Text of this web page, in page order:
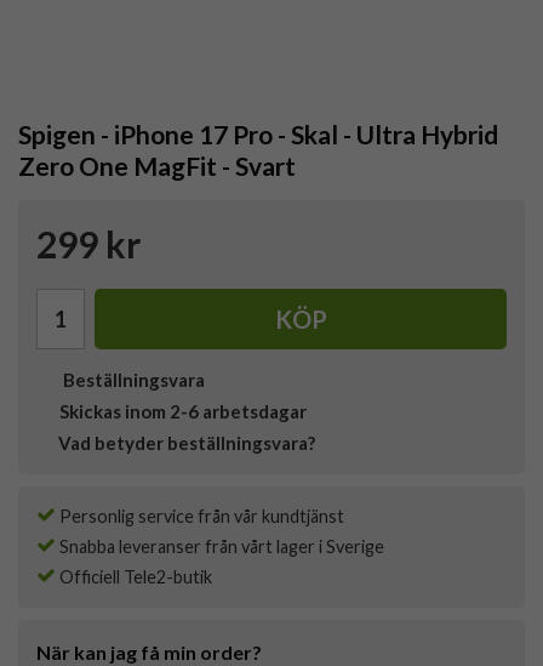
Spigen - iPhone 17 Pro - Skal - Ultra Hybrid
Zero One MagFit - Svart
299 kr
KÖP
Beställningsvara
Skickas inom 2-6 arbetsdagar
Vad betyder beställningsvara?
Personlig service från vår kundtjänst
Snabba leveranser från vårt lager i Sverige
Officiell Tele2-butik
När kan jag få min order?